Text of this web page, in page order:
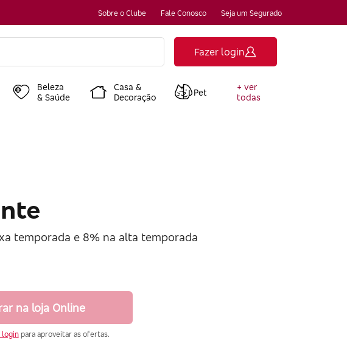
Sobre o Clube Fale Conosco Seja um Segurado
Fazer login
Beleza
& Saúde
Casa &
Decoração
Pet
+ ver
todas
temporada e 8% na alta temporada
na loja Online
loginpara aproveitar as ofertas.